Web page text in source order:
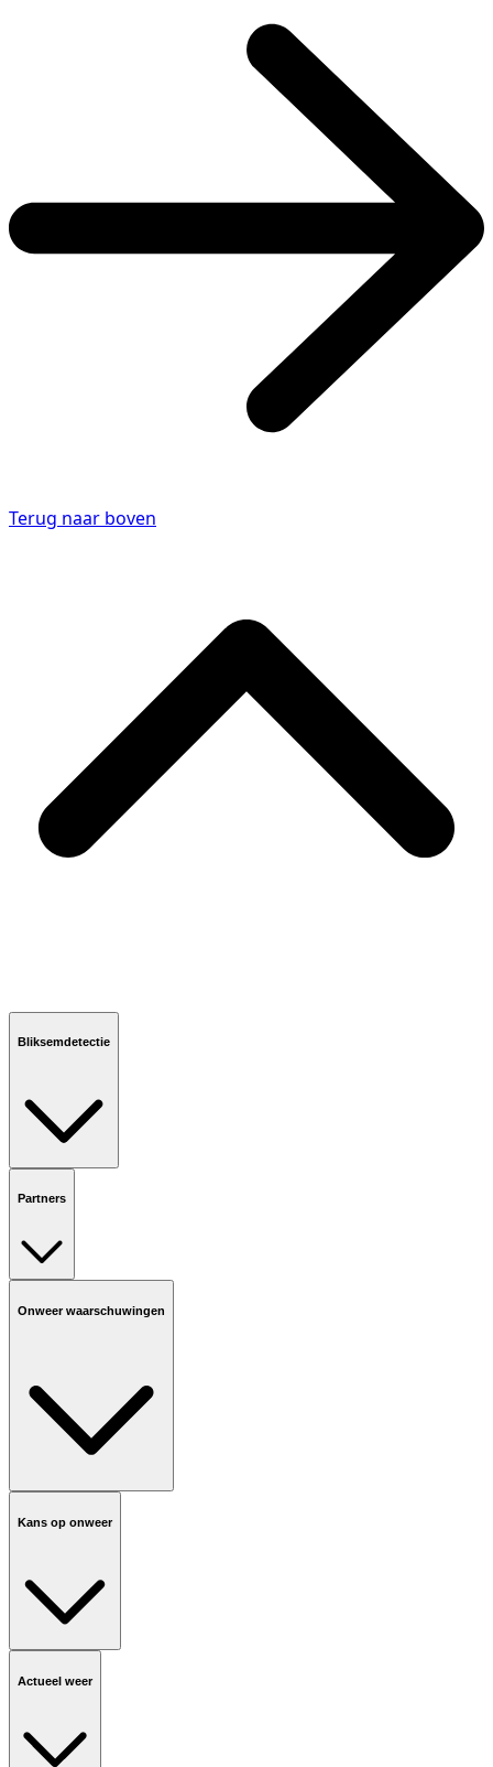
Terug naar boven
Bliksemdetectie
Partners
Onweer waarschuwingen
Kans op onweer
Actueel weer